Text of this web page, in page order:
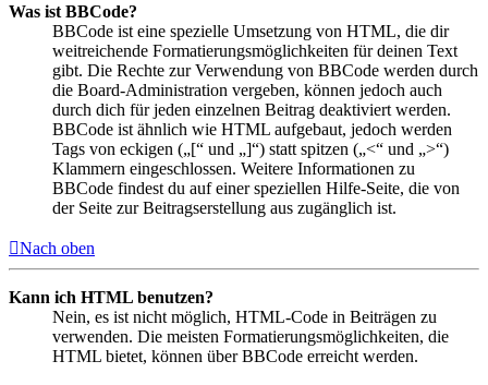
Was ist BBCode?
BBCode ist eine spezielle Umsetzung von HTML, die dir
weitreichende Formatierungsmöglichkeiten für deinen Text
gibt. Die Rechte zur Verwendung von BBCode werden durch
die Board-Administration vergeben, können jedoch auch
durch dich für jeden einzelnen Beitrag deaktiviert werden.
BBCode ist ähnlich wie HTML aufgebaut, jedoch werden
Tags von eckigen („[“ und „]“) statt spitzen („<“ und „>“)
Klammern eingeschlossen. Weitere Informationen zu
BBCode findest du auf einer speziellen Hilfe-Seite, die von
der Seite zur Beitragserstellung aus zugänglich ist.
Nach oben
Kann ich HTML benutzen?
Nein, es ist nicht möglich, HTML-Code in Beiträgen zu
verwenden. Die meisten Formatierungsmöglichkeiten, die
HTML bietet, können über BBCode erreicht werden.